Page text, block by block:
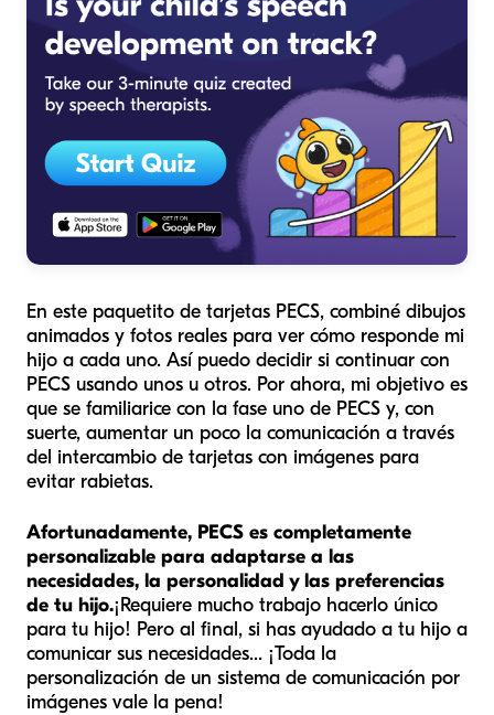
En este paquetito de tarjetas PECS, combiné dibujos
animados y fotos reales para ver cómo responde mi
hijo a cada uno. Así puedo decidir si continuar con
PECS usando unos u otros. Por ahora, mi objetivo es
que se familiarice con la fase uno de PECS y, con
suerte, aumentar un poco la comunicación a través
del intercambio de tarjetas con imágenes para
evitar rabietas.
Afortunadamente, PECS es completamente
personalizable para adaptarse a las
necesidades, la personalidad y las preferencias
de tu hijo.¡Requiere mucho trabajo hacerlo único
para tu hijo! Pero al final, si has ayudado a tu hijo a
comunicar sus necesidades... ¡Toda la
personalización de un sistema de comunicación por
imágenes vale la pena!